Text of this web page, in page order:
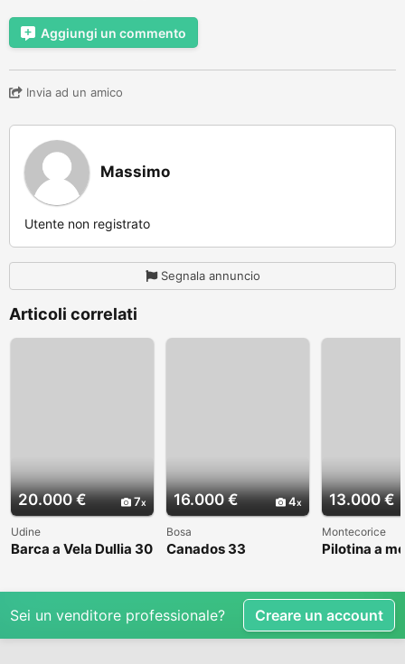
Aggiungi un commento
Invia ad un amico
Massimo
Utente non registrato
Segnala annuncio
Articoli correlati
20.000 € 7
Udine
Barca a Vela Dullia 30
16.000 € 4
Bosa
Canados 33
13.000 €
Montecorice
Pilotina a
Sei un venditore professionale? Creare un account